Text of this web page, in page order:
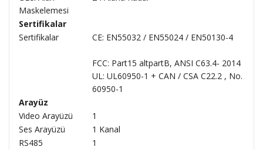
Maskelemesi
Sertifikalar
Sertifikalar
CE: EN55032 / EN55024 / EN50130-4
FCC: Part15 altpartB, ANSI C63.4- 2014
UL: UL60950-1 + CAN / CSA C22.2 , No.
60950-1
Arayüz
Video Arayüzü
1
Ses Arayüzü
1 Kanal
RS485
1